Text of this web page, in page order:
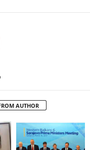
AUTHOR